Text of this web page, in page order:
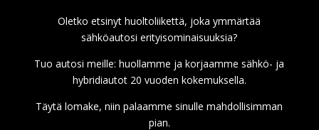
Oletko etsinyt huoltoliikettä, joka ymmärtää
sähköautosi erityisominaisuuksia?
Tuo autosi meille: huollamme ja korjaamme sähkö- ja
hybridiautot 20 vuoden kokemuksella.
Täytä lomake, niin palaamme sinulle mahdollisimman
pian.